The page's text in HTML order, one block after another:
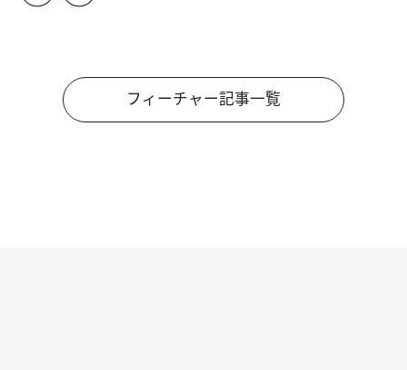
フィーチャー記事一覧